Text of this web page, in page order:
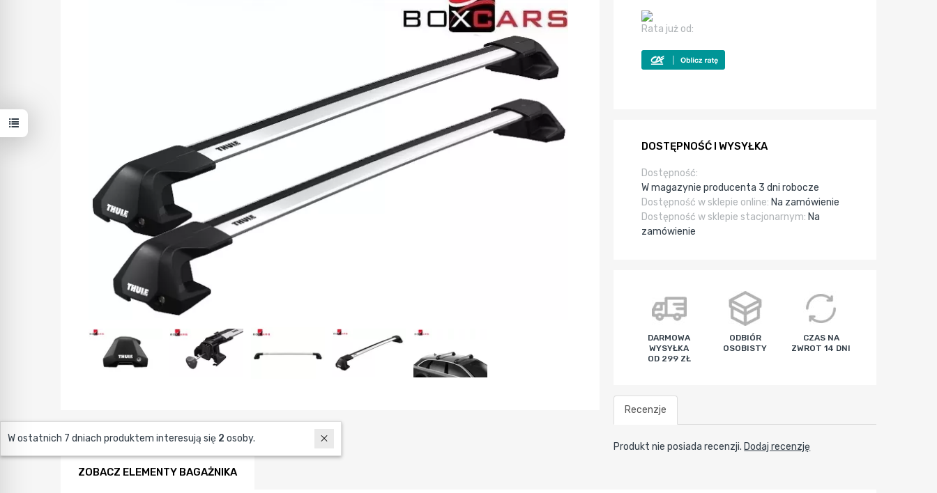
Rata już od:
DOSTĘPNOŚĆ I WYSYŁKA
Dostępność:
W magazynie producenta 3 dni robocze
Dostępność w sklepie online: Na zamówienie
Dostępność w sklepie stacjonarnym: Na
zamówienie
DARMOWA
WYSYŁKA
OD 299 ZŁ
ODBIÓR
OSOBISTY
CZAS NA
ZWROT 14 DNI
Recenzje
Produkt nie posiada recenzji. Dodaj recenzję
ZOBACZ ELEMENTY BAGAŻNIKA
W ostatnich 7 dniach produktem interesują się 2 osoby.